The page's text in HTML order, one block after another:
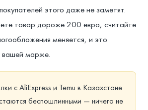
этого даже не заметят.
товар дороже 200 евро, считайте
меняется, и это
вашей марже.
с AliExpress и Temu в Казахстане
беспошлинными — ничего не